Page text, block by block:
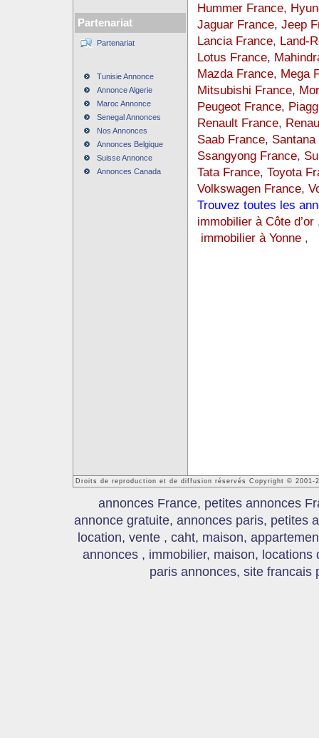
Partenariat
Partenariat
Tunisie Annonce
Annonce Algerie
Maroc Annonce
Senegal Annonces
Nos Annonces
Annonces Belgique
Suisse Annonce
Annonces Canada
Hummer France,
Jaguar France, Jeep
Lancia France, Land-
Lotus France,
Mazda France, Mega
Mitsubishi France,
Peugeot France,
Renault France,
Saab France,
Ssangyong France,
Tata France, Toyota
Volkswagen France,
Trouvez toutes les
immobilier à Côte d’or
immobilier à Yonne,
Droits de reproduction et de diffusion réservés Copyright © 2001-
annonces France, petites annonces
annonce gratuite, annonces paris, petites
location, vente , caht, maison,
annonces , immobilier, maison,
paris annonces, site francais